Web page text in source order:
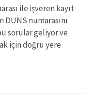
ile işveren kayıt
DUNS numarasını
sorular geliyor ve
için doğru yere